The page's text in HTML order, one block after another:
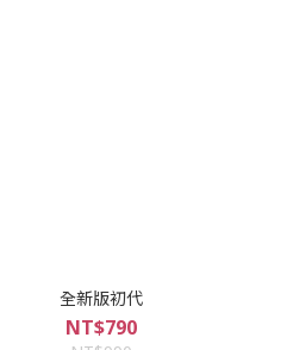
全新版初代
NT$790